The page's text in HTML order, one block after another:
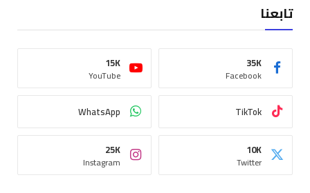
تابعنا
Facebook
35K
YouTube
15K
TikTok
WhatsApp
Twitter
10K
Instagram
25K